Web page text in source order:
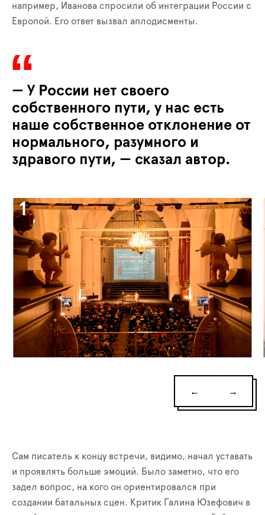
например, Иванова спросили об интеграции России с
Европой. Его ответ вызвал аплодисменты.
— У России нет своего
собственного пути, у нас есть
наше собственное отклонение от
нормального, разумного и
здравого пути, — сказал автор.
← →
Сам писатель к концу встречи, видимо, начал уставать
и проявлять больше эмоций. Было заметно, что его
задел вопрос, на кого он ориентировался при
создании батальных сцен. Критик Галина Юзефович в